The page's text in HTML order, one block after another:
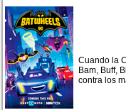
Cuando la
Bam, Buff,
contra los